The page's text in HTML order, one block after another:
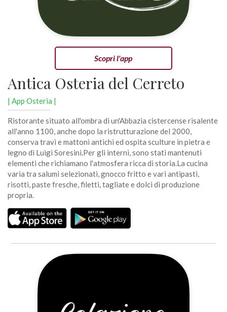
Scopri l'app
Antica Osteria del Cerreto
| App Osteria |
Ristorante situato all'ombra di un'Abbazia cistercense risalente
all'anno 1100, anche dopo la ristrutturazione del 2000,
conserva travi e mattoni antichi ed ospita sculture in pietra e
legno di Luigi Soresini.Per gli interni, sono stati mantenuti
elementi che richiamano l'atmosfera ricca di storia.La cucina
varia tra salumi selezionati, gnocco fritto e vari antipasti,
risotti, paste fresche, filetti, tagliate e dolci di produzione
propria.